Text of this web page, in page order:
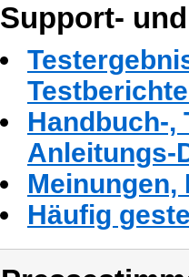
Support-
Handbuch-,
Anleitungs-
Häufig